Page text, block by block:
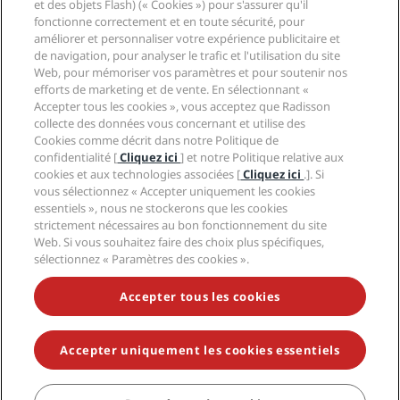
Hôtels adaptés aux sportifs
Hôtels adaptés aux Familles
Santé et sécurité
Médias
Carrières RHG
Carrières PPHE
Carrières EHL
The Club by RHG
Opportunités de développement
Entreprise responsable
Approvisionnement
Centre de confidentialité
Mentions légales
Conditions générales Radisson Rewards
Contrat d’utilisation du site
Accessibilité numérique
Déclaration sur l’esclavage moderne
Aide
Avis aux consommateurs
Contact
FAQ
Plan du site
Médias sociaux
Marques Radisson Hotels
NE MANQUEZ AUCUNE DE NOS OFFRES LES PLUS
POPULAIRES
© 2026 Radisson Hotel Group.Tous droits réservés. RHG Radisson
Hotel Group, Radisson, Radisson RED, Radisson Blu, Radisson Collection,
Radisson Individuals, Park Plaza, Park Inn, Country Inn & Suites, Prize by
Radisson, Radisson Rewards, et Radisson Meetings sont des marques
et des objets Flash) (« Cookies ») pour s'assurer qu'il
fonctionne correctement et en toute sécurité, pour
améliorer et personnaliser votre expérience publicitaire et
de navigation, pour analyser le trafic et l'utilisation du site
Web, pour mémoriser vos paramètres et pour soutenir nos
efforts de marketing et de vente. En sélectionnant «
Accepter tous les cookies », vous acceptez que Radisson
collecte des données vous concernant et utilise des
Cookies comme décrit dans notre Politique de
confidentialité [Cliquez ici] et notre Politique relative aux
cookies et aux technologies associées [Cliquez ici .]. Si
vous sélectionnez « Accepter uniquement les cookies
essentiels », nous ne stockerons que les cookies
strictement nécessaires au bon fonctionnement du site
Web. Si vous souhaitez faire des choix plus spécifiques,
sélectionnez « Paramètres des cookies ».
Accepter tous les cookies
Accepter uniquement les cookies essentiels